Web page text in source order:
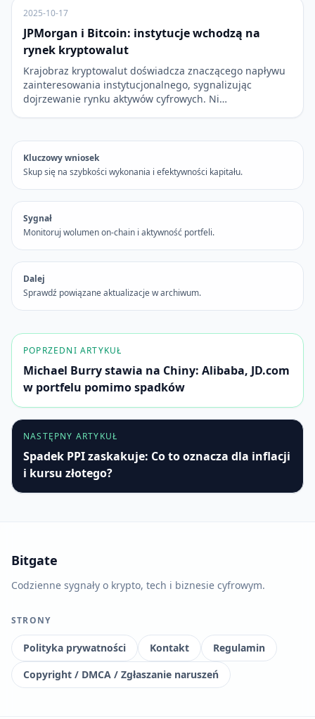
2025-10-17
JPMorgan i Bitcoin: instytucje wchodzą na
rynek kryptowalut
Krajobraz kryptowalut doświadcza znaczącego napływu
zainteresowania instytucjonalnego, sygnalizując
dojrzewanie rynku aktywów cyfrowych. Ni…
Kluczowy wniosek
Skup się na szybkości wykonania i efektywności kapitału.
Sygnał
Monitoruj wolumen on-chain i aktywność portfeli.
Dalej
Sprawdź powiązane aktualizacje w archiwum.
POPRZEDNI ARTYKUŁ
Michael Burry stawia na Chiny: Alibaba, JD.com
w portfelu pomimo spadków
NASTĘPNY ARTYKUŁ
Spadek PPI zaskakuje: Co to oznacza dla inflacji
i kursu złotego?
Bitgate
Codzienne sygnały o krypto, tech i biznesie cyfrowym.
STRONY
Polityka prywatności Kontakt
Regulamin
Copyright / DMCA / Zgłaszanie naruszeń